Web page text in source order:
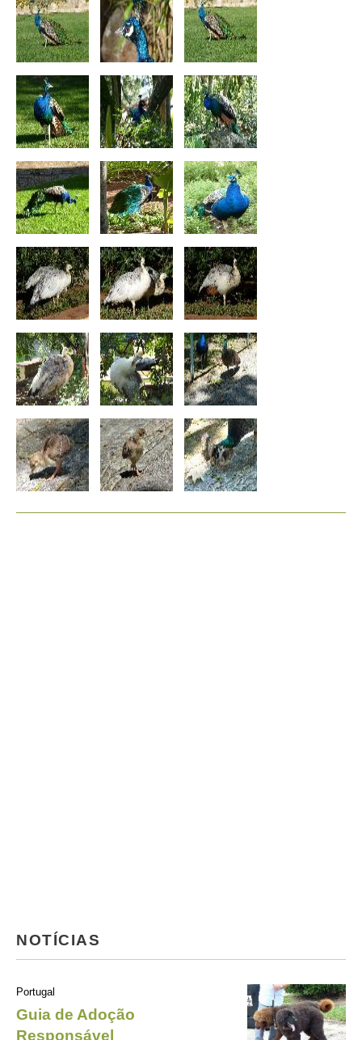
NOTÍCIAS
Portugal
Guia de Adoção
Responsável